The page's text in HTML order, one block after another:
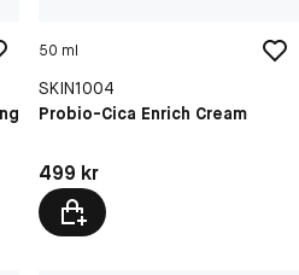
50 ml
SKIN1004
Probio-Cica Enrich Cream
Pris: 499 kr
499 kr